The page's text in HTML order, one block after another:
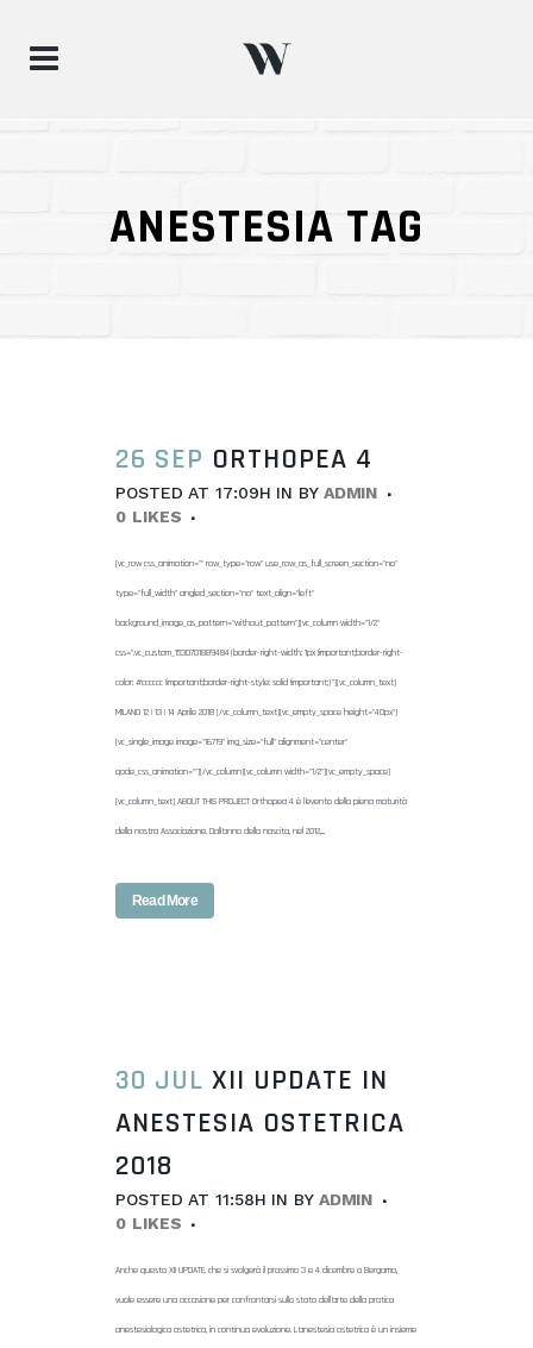
ANESTESIA TAG
26 SEP ORTHOPEA 4
POSTED AT 17:09H IN BY ADMIN
0 LIKES
[vc_row css_animation="" row_type="row" use_row_as_full_screen_section="no"
type="full_width" angled_section="no" text_align="left"
background_image_as_pattern="without_pattern"][vc_column width="1/2"
css=".vc_custom_1530701889484{border-right-width: 1px !important;border-right-
color: #cccccc !important;border-right-style: solid !important;}"][vc_column_text]
MILANO 12 | 13 | 14 Aprile 2018 [/vc_column_text][vc_empty_space height="40px"]
[vc_single_image image="16719" img_size="full" alignment="center"
qode_css_animation=""][/vc_column][vc_column width="1/2"][vc_empty_space]
[vc_column_text] ABOUT THIS PROJECT Orthopea 4 è l’evento della piena maturità
della nostra Associazione. Dall’anno della nascita, nel 2012,...
Read More
30 JUL XII UPDATE IN
ANESTESIA OSTETRICA
2018
POSTED AT 11:58H IN BY ADMIN
0 LIKES
Anche questo XII UPDATE, che si svolgerà il prossimo 3 e 4 dicembre a Bergamo,
vuole essere una occasione per confrontarsi sullo stato dell’arte della pratica
anestesiologica ostetrica, in continua evoluzione. L’anestesia ostetrica è un insieme